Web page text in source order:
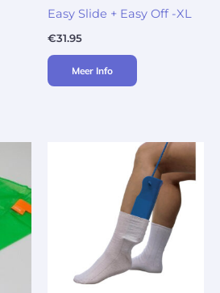
Easy Slide + Easy Off -XL
€31.95
Meer Info